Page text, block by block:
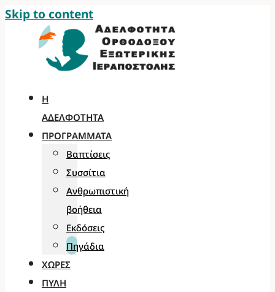
Skip to content
Η
ΑΔΕΛΦΌΤΗΤΑ
ΠΡΟΓΡΆΜΜΑΤΑ
Βαπτίσεις
Συσσίτια
Ανθρωπιστική
βοήθεια
Εκδόσεις
Πηγάδια
ΧΏΡΕΣ
ΠΎΛΗ